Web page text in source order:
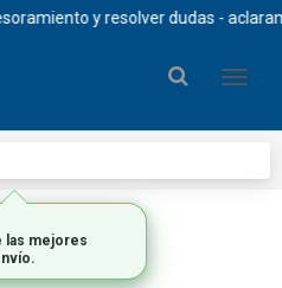
y resolver dudas -
las mejores